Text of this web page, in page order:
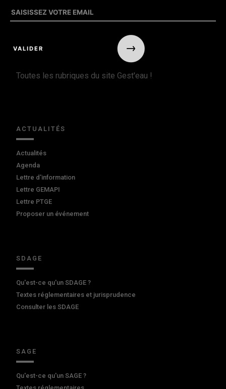
Toutes les rubriques du site Gest'eau !
ACTUALITÉS
Actualités
Agenda
Lettre d'information
Lettre GEMAPI
Lettre PTGE
Proposer un événement
SDAGE
Qu'est-ce qu'un SDAGE ?
Textes réglementaires et jurisprudence
Consulter les SDAGE
SAGE
Qu'est-ce qu'un SAGE ?